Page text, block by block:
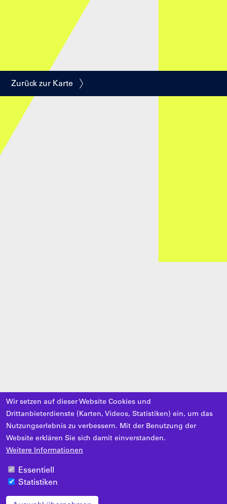
Zurück zur Karte
Wir setzen auf dieser Website Cookies und
Drittanbieterdienste (Karten, Videos, Statistiken) ein, um das
Nutzungserlebnis zu verbessern. Mit der Benutzung der
Website erklären Sie sich damit einverstanden.
Weitere Informationen
Essentiell
Statistiken